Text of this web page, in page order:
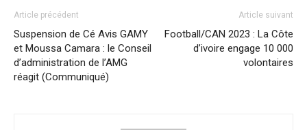
Article précédent
Suspension de Cé Avis GAMY
et Moussa Camara : le Conseil
d’administration de l’AMG
réagit (Communiqué)
Article suivant
Football/CAN 2023 : La Côte
d’ivoire engage 10 000
volontaires